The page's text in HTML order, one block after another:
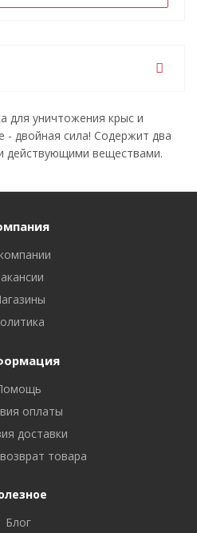
для уничтожения крыс и
- двойная сила! Содержит два
действующими веществами.
оплаты
доставки
товара
Блог